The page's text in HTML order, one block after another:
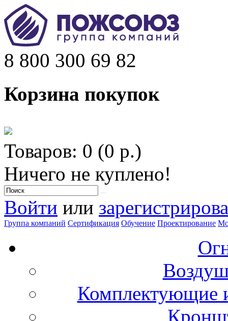
8 800 300 69 82
Корзина покупок
Товаров: 0 (0 р.)
Ничего не куплено!
Войти или
Группа компаний Сертификация Обучение Проектирование
Комплектующие